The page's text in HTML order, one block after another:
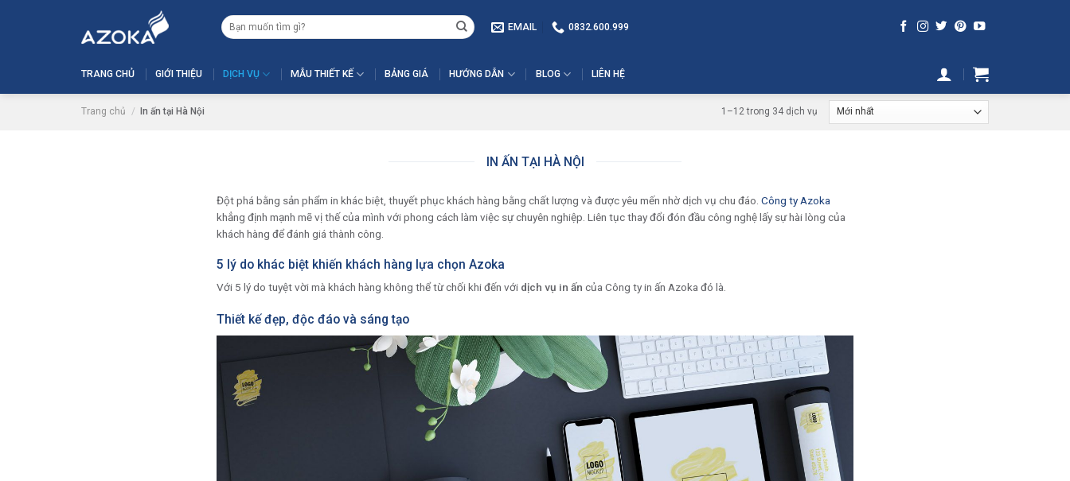
Tìm
kiếm:
EMAIL 0832.600.999
TRANG CHỦ GIỚI THIỆU DỊCH VỤ MẪU THIẾT KẾ BẢNG GIÁ HƯỚNG DẪN BLOG LIÊN HỆ
Trang chủ / In ấn tại Hà Nội 1–12 trong 34 dịch vụ
IN ẤN TẠI HÀ NỘI
Đột phá bằng sản phẩm in khác biệt, thuyết phục khách hàng bằng chất lượng và được yêu mến nhờ dịch vụ chu đáo. Công ty Azoka
khẳng định mạnh mẽ vị thế của mình với phong cách làm việc sự chuyên nghiệp. Liên tục thay đổi đón đầu công nghệ lấy sự hài lòng của
khách hàng để đánh giá thành công.
5 lý do khác biệt khiến khách hàng lựa chọn Azoka
Với 5 lý do tuyệt vời mà khách hàng không thể từ chối khi đến với dịch vụ in ấn của Công ty in ấn Azoka đó là.
Thiết kế đẹp, độc đáo và sáng tạo